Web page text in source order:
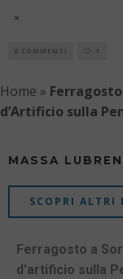
0 COMMENTI 1
Home »
d’Artificio sulla
MASSA
SCOPRI ALTRI
Ferragosto a
d’artificio sulla